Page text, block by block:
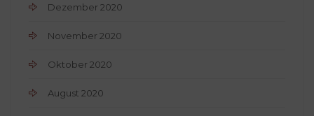
Dezember 2020
November 2020
Oktober 2020
August 2020